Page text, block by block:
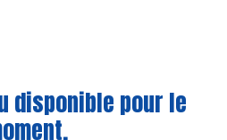
disponible pour le